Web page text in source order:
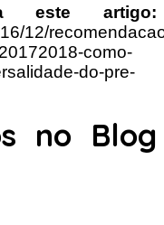
este artigo:
12/
como-
do-pre-
no Blog